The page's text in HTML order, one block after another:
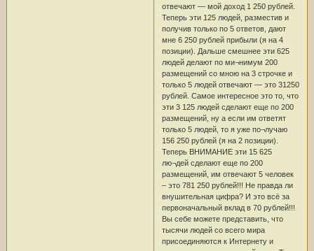
отвечают — мой доход 1 250 рублей.
Теперь эти 125 людей, разместив и
получив только по 5 ответов, дают
мне 6 250 рублей прибыли (я на 4
позиции). Дальше смешнее эти 625
людей делают по ми¬нимум 200
размещений со мною на 3 строчке и
только 5 людей отвечают — это 31250
рублей. Самое интересное это то, что
эти 3 125 людей сделают еще по 200
размещений, ну а если им ответят
только 5 людей, то я уже по¬лучаю
156 250 рублей (я на 2 позиции).
Теперь ВНИМАНИЕ эти 15 625
лю¬дей сделают еще по 200
размещений, им отвечают 5 человек
– это 781 250 рублей!!! Не правда ли
внушительная цифра? И это всё за
первоначальный вклад в 70 рублей!!!
Вы себе можете представить, что
тысячи людей со всего мира
присоединяются к Интернету и